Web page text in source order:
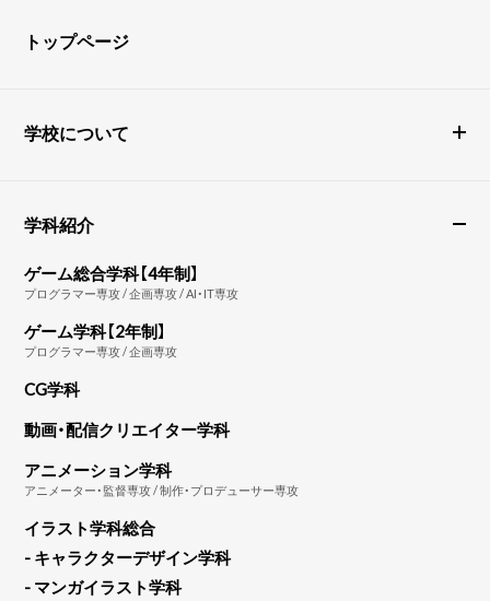
トップページ
学校について
学科紹介
ゲーム総合学科【4年制】
プログラマー専攻 / 企画専攻 / AI・IT専攻
ゲーム学科【2年制】
プログラマー専攻 / 企画専攻
CG学科
動画・配信クリエイター学科
アニメーション学科
アニメーター・監督専攻 / 制作・プロデューサー専攻
イラスト学科総合
- キャラクターデザイン学科
- マンガイラスト学科